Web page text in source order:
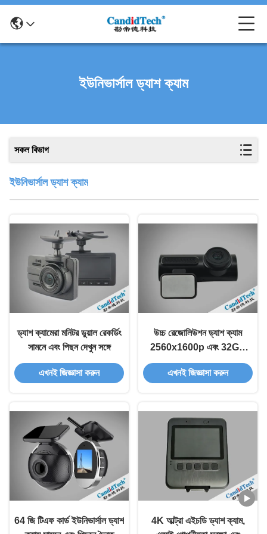
ইউনিভার্সাল ড্যাশ ক্যাম
সকল বিভাগ
ইউনিভার্সাল ড্যাশ ক্যাম
ড্যাশ ক্যামেরা মনিটর ডুয়াল রেকর্ডিং
সামনে এবং পিছন দেখুন সঙ্গে
এখনই জিজ্ঞাসা করুন
উচ্চ রেজোলিউশন ড্যাশ ক্যাম
2560x1600p এবং 32GB
EMMC স্টোরেজ ডিফারনেট
যানবাহনের জন্য সর্বজনীনভাবে
এখনই জিজ্ঞাসা করুন
64 জি টিএফ কার্ড ইউনিভার্সাল ড্যাশ
4K আল্ট্রা এইচডি ড্যাশ ক্যাম,